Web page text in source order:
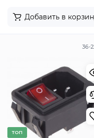
Добавить в
36-
TОП